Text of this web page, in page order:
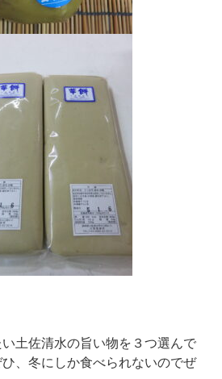
土佐清水の旨い物を３つ選んで
、冬にしか食べられないのでぜ